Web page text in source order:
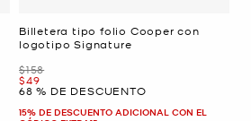
Billetera tipo folio Cooper con
logotipo Signature
Era
$158
Ahora
$49
68 % DE DESCUENTO
15% DE DESCUENTO ADICIONAL CON EL